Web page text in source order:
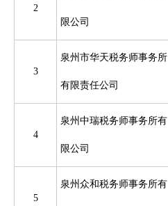
2
限公司
3
泉州市华天税务师事务所
有限责任公司
4
泉州中瑞税务师事务所有
限公司
5
泉州众和税务师事务所有